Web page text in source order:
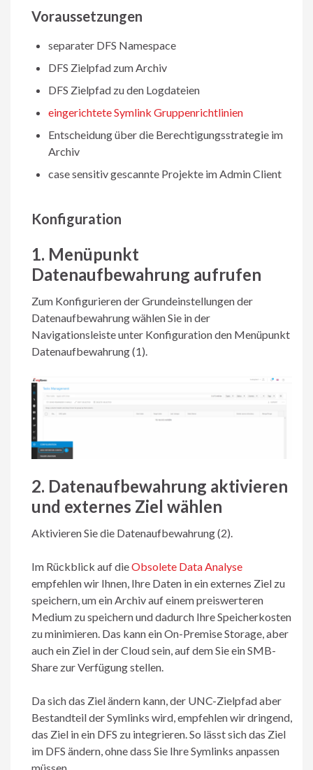
Voraussetzungen
separater DFS Namespace
DFS Zielpfad zum Archiv
DFS Zielpfad zu den Logdateien
eingerichtete Symlink Gruppenrichtlinien
Entscheidung über die Berechtigungsstrategie im
Archiv
case sensitiv gescannte Projekte im Admin Client
Konfiguration
1. Menüpunkt
Datenaufbewahrung aufrufen
Zum Konfigurieren der Grundeinstellungen der
Datenaufbewahrung wählen Sie in der
Navigationsleiste unter Konfiguration den Menüpunkt
Datenaufbewahrung (1).
2. Datenaufbewahrung aktivieren
und externes Ziel wählen
Aktivieren Sie die Datenaufbewahrung (2).
Im Rückblick auf dieObsolete Data Analyse
empfehlen wir Ihnen, Ihre Daten in ein externes Ziel zu
speichern, um ein Archiv auf einem preiswerteren
Medium zu speichern und dadurch Ihre Speicherkosten
zu minimieren. Das kann ein On-Premise Storage, aber
auch ein Ziel in der Cloud sein, auf dem Sie ein SMB-
Share zur Verfügung stellen.
Da sich das Ziel ändern kann, der UNC-Zielpfad aber
Bestandteil der Symlinks wird, empfehlen wir dringend,
das Ziel in ein DFS zu integrieren. So lässt sich das Ziel
im DFS ändern, ohne dass Sie Ihre Symlinks anpassen
müssen.